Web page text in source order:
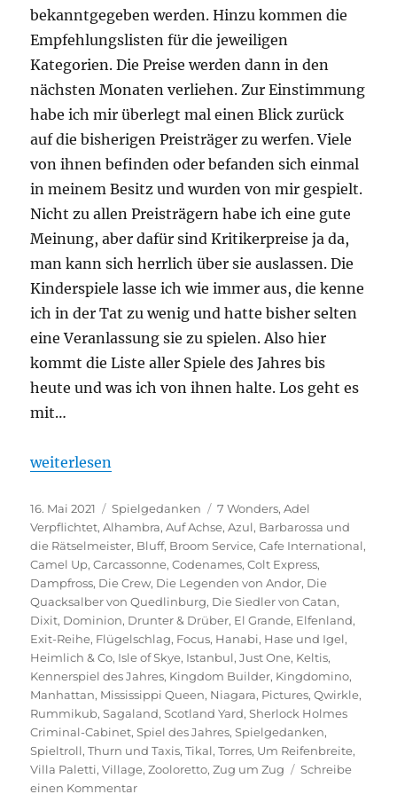
bekanntgegeben werden. Hinzu kommen die
Empfehlungslisten für die jeweiligen
Kategorien. Die Preise werden dann in den
nächsten Monaten verliehen. Zur Einstimmung
habe ich mir überlegt mal einen Blick zurück
auf die bisherigen Preisträger zu werfen. Viele
von ihnen befinden oder befanden sich einmal
in meinem Besitz und wurden von mir gespielt.
Nicht zu allen Preisträgern habe ich eine gute
Meinung, aber dafür sind Kritikerpreise ja da,
man kann sich herrlich über sie auslassen. Die
Kinderspiele lasse ich wie immer aus, die kenne
ich in der Tat zu wenig und hatte bisher selten
eine Veranlassung sie zu spielen. Also hier
kommt die Liste aller Spiele des Jahres bis
heute und was ich von ihnen halte. Los geht es
mit…
„Spiele des Jahres – Ein Überblick“
weiterlesen
Veröffentlicht
am
16. Mai 2021 Kategorien
Spielgedanken Schlagwörter
7 Wonders,Adel
Verpflichtet,Alhambra,Auf Achse,Azul, Barbarossa und
die Rätselmeister, Bluff, Broom Service,Cafe International,
Camel Up,Carcassonne,Codenames,Colt Express,
Dampfross, Die Crew, Die Legenden von Andor, Die
Quacksalber von Quedlinburg, Die Siedler von Catan,
Dixit, Dominion, Drunter & Drüber, El Grande, Elfenland,
Exit-Reihe, Flügelschlag, Focus, Hanabi, Hase und Igel,
Heimlich & Co, Isle of Skye, Istanbul,Just One, Keltis,
Kennerspiel des Jahres, Kingdom Builder, Kingdomino,
Manhattan, Mississippi Queen, Niagara, Pictures,Qwirkle,
Rummikub,Sagaland,Scotland Yard,Sherlock Holmes
Criminal-Cabinet,Spiel des Jahres,Spielgedanken,
Spieltroll,Thurn und Taxis,Tikal,Torres, Um Reifenbreite,
Villa Paletti,Village,Zooloretto,Zug um Zug
Schreibe
einen Kommentarzu